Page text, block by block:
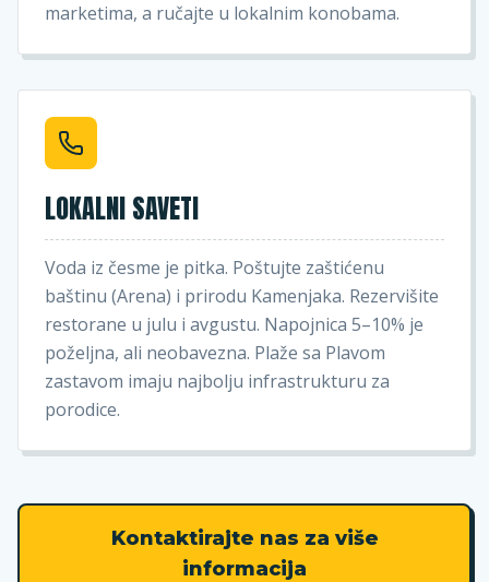
marketima, a ručajte u lokalnim konobama.
LOKALNI SAVETI
Voda iz česme je pitka. Poštujte zaštićenu
baštinu (Arena) i prirodu Kamenjaka. Rezervišite
restorane u julu i avgustu. Napojnica 5–10% je
poželjna, ali neobavezna. Plaže sa Plavom
zastavom imaju najbolju infrastrukturu za
porodice.
Kontaktirajte nas za više
informacija